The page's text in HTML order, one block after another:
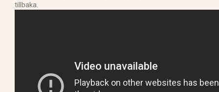
tillbaka.